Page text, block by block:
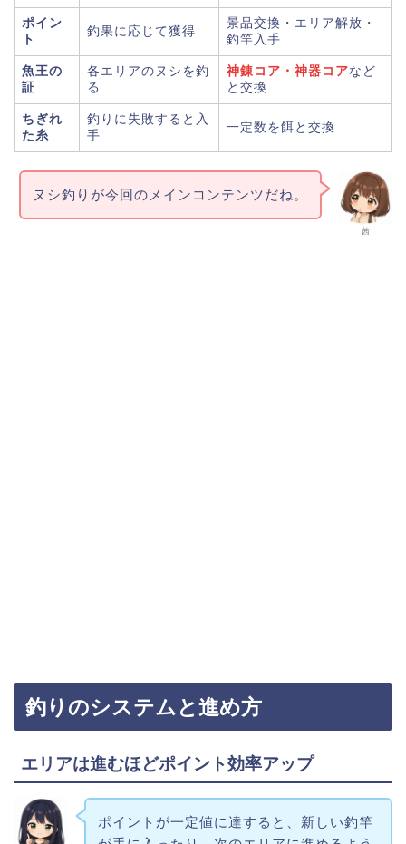
ポイン
ト
釣果に応じて獲得
景品交換・エリア解放・
釣竿入手
魚王の
証
各エリアのヌシを釣
る
神錬コア・神器コアなど
と交換
ちぎれ
た糸
釣りに失敗すると入
手
一定数を餌と交換
茜
ヌシ釣りが今回のメインコンテンツだね。
釣りのシステムと進め方
エリアは進むほどポイント効率アップ
ポイントが一定値に達すると、新しい釣竿